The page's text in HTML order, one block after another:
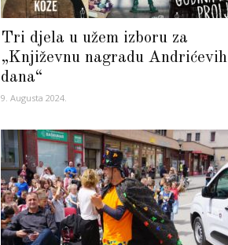
Tri djela u užem izboru za
„Književnu nagradu Andrićevih
dana“
9. Augusta 2024.